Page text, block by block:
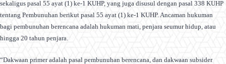
sekaligus pasal 55 ayat (1) ke-1 KUHP, yang juga disusul dengan pasal 338 KUHP
tentang Pembunuhan berikut pasal 55 ayat (1) ke-1 KUHP. Ancaman hukuman
bagi pembunuhan berencana adalah hukuman mati, penjara seumur hidup, atau
hingga 20 tahun penjara.
“Dakwaan primer adalah pasal pembunuhan berencana, dan dakwaan subsider